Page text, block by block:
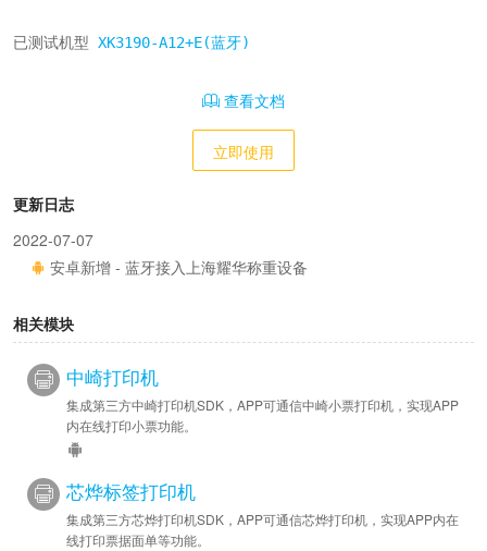
已测试机型 XK3190-A12+E(蓝牙)
查看文档
立即使用
更新日志
2022-07-07
安卓新增 - 蓝牙接入上海耀华称重设备
相关模块
中崎打印机
集成第三方中崎打印机SDK，APP可通信中崎小票打印机，实现APP
内在线打印小票功能。
芯烨标签打印机
集成第三方芯烨打印机SDK，APP可通信芯烨打印机，实现APP内在
线打印票据面单等功能。